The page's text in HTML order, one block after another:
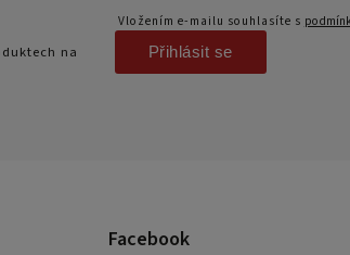
na
Vložením e-mailu souhlasíte s
Přihlásit se
Facebook